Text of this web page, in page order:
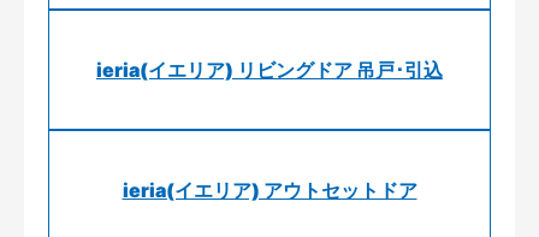
ieria(イエリア) リビングドア 吊戸･引込
ieria(イエリア) アウトセットドア